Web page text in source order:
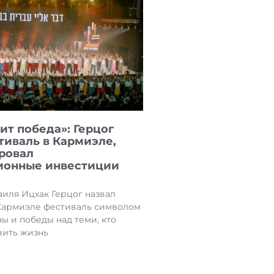
победа»: Герцог
в Кармиэле,
инвестиции
Ицхак Герцог назвал
фестиваль символом
и победы над теми, кто
жизнь